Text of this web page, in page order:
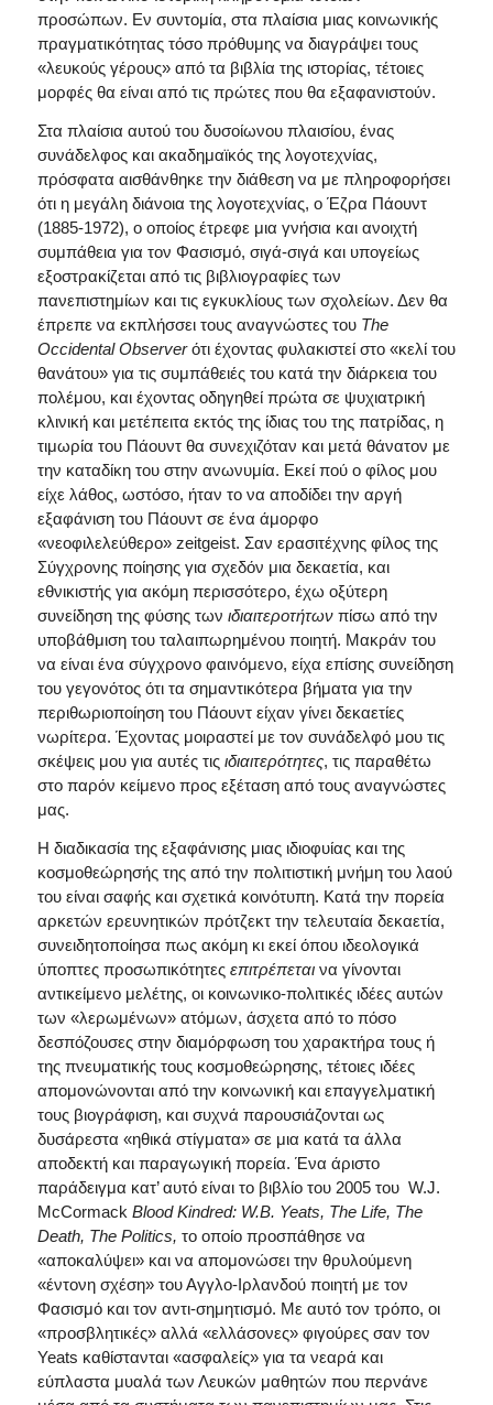
προσώπων. Εν συντομία, στα πλαίσια μιας κοινωνικής
πραγματικότητας τόσο πρόθυμης να διαγράψει τους
«λευκούς γέρους» από τα βιβλία της ιστορίας, τέτοιες
μορφές θα είναι από τις πρώτες που θα εξαφανιστούν.
Στα πλαίσια αυτού του δυσοίωνου πλαισίου, ένας
συνάδελφος και ακαδημαϊκός της λογοτεχνίας,
πρόσφατα αισθάνθηκε την διάθεση να με πληροφορήσει
ότι η μεγάλη διάνοια της λογοτεχνίας, ο Έζρα Πάουντ
(1885-1972), ο οποίος έτρεφε μια γνήσια και ανοιχτή
συμπάθεια για τον Φασισμό, σιγά-σιγά και υπογείως
εξοστρακίζεται από τις βιβλιογραφίες των
πανεπιστημίων και τις εγκυκλίους των σχολείων. Δεν θα
έπρεπε να εκπλήσσει τους αναγνώστες του The
Occidental Observerότι έχοντας φυλακιστεί στο «κελί του
θανάτου» για τις συμπάθειές του κατά την διάρκεια του
πολέμου, και έχοντας οδηγηθεί πρώτα σε ψυχιατρική
κλινική και μετέπειτα εκτός της ίδιας του της πατρίδας, η
τιμωρία του Πάουντ θα συνεχιζόταν και μετά θάνατον με
την καταδίκη του στην ανωνυμία. Εκεί πού ο φίλος μου
είχε λάθος, ωστόσο, ήταν το να αποδίδει την αργή
εξαφάνιση του Πάουντ σε ένα άμορφο
«νεοφιλελεύθερο» zeitgeist. Σαν ερασιτέχνης φίλος της
Σύγχρονης ποίησης για σχεδόν μια δεκαετία, και
εθνικιστής για ακόμη περισσότερο, έχω οξύτερη
συνείδηση της φύσης των ιδιαιτεροτήτων πίσω από την
υποβάθμιση του ταλαιπωρημένου ποιητή. Μακράν του
να είναι ένα σύγχρονο φαινόμενο, είχα επίσης συνείδηση
του γεγονότος ότι τα σημαντικότερα βήματα για την
περιθωριοποίηση του Πάουντ είχαν γίνει δεκαετίες
νωρίτερα. Έχοντας μοιραστεί με τον συνάδελφό μου τις
σκέψεις μου για αυτές τις ιδιαιτερότητες, τις παραθέτω
στο παρόν κείμενο προς εξέταση από τους αναγνώστες
μας.
Η διαδικασία της εξαφάνισης μιας ιδιοφυίας και της
κοσμοθεώρησής της από την πολιτιστική μνήμη του λαού
του είναι σαφής και σχετικά κοινότυπη. Κατά την πορεία
αρκετών ερευνητικών πρότζεκτ την τελευταία δεκαετία,
συνειδητοποίησα πως ακόμη κι εκεί όπου ιδεολογικά
ύποπτες προσωπικότητες επιτρέπεται να γίνονται
αντικείμενο μελέτης, οι κοινωνικο-πολιτικές ιδέες αυτών
των «λερωμένων» ατόμων, άσχετα από το πόσο
δεσπόζουσες στην διαμόρφωση του χαρακτήρα τους ή
της πνευματικής τους κοσμοθεώρησης, τέτοιες ιδέες
απομονώνονται από την κοινωνική και επαγγελματική
τους βιογράφιση, και συχνά παρουσιάζονται ως
δυσάρεστα «ηθικά στίγματα» σε μια κατά τα άλλα
αποδεκτή και παραγωγική πορεία. Ένα άριστο
παράδειγμα κατ’ αυτό είναι το βιβλίο του 2005 του W.J.
McCormack Blood Kindred: W.B. Yeats, The Life, The
Death, The Politics, το οποίο προσπάθησε να
«αποκαλύψει» και να απομονώσει την θρυλούμενη
«έντονη σχέση» του Αγγλο-Ιρλανδού ποιητή με τον
Φασισμό και τον αντι-σημητισμό. Με αυτό τον τρόπο, οι
«προσβλητικές» αλλά «ελλάσoνες» φιγούρες σαν τον
Yeats καθίστανται «ασφαλείς» για τα νεαρά και
εύπλαστα μυαλά των Λευκών μαθητών που περνάνε